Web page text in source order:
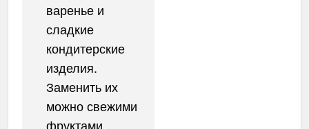
варенье и
сладкие
кондитерские
изделия.
Заменить их
можно свежими
фруктами,